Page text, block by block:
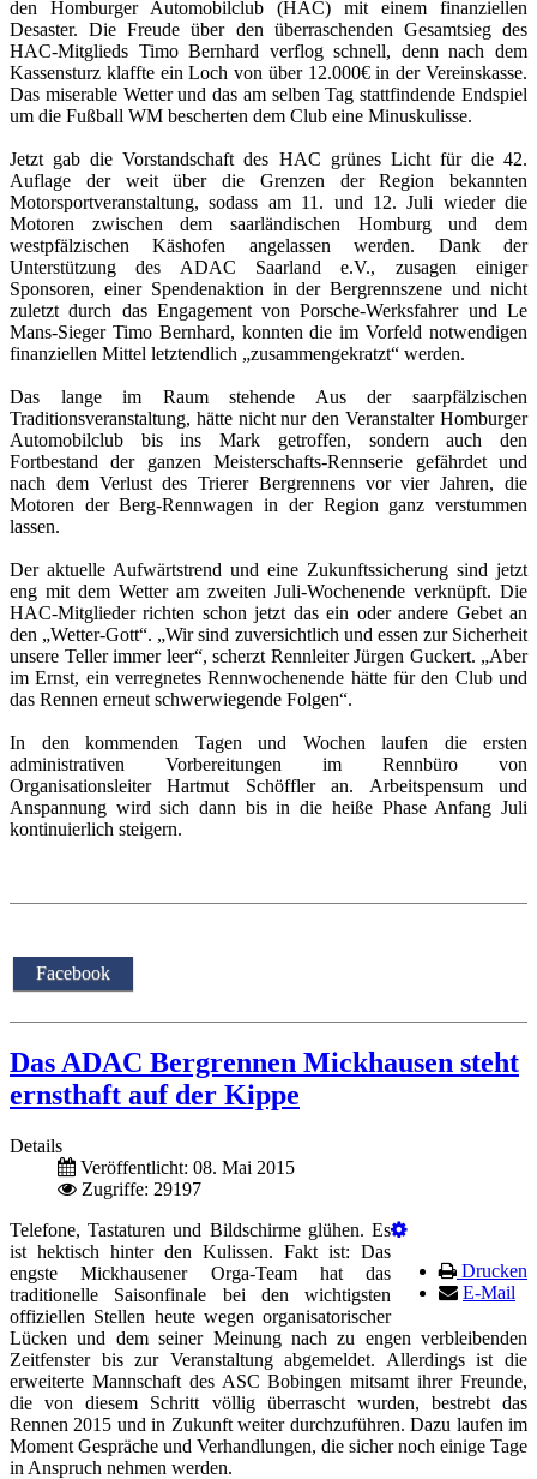
den Homburger Automobilclub (HAC) mit einem finanziellen
Desaster. Die Freude über den überraschenden Gesamtsieg des
HAC-Mitglieds Timo Bernhard verflog schnell, denn nach dem
Kassensturz klaffte ein Loch von über 12.000€ in der Vereinskasse.
Das miserable Wetter und das am selben Tag stattfindende Endspiel
um die Fußball WM bescherten dem Club eine Minuskulisse.
Jetzt gab die Vorstandschaft des HAC grünes Licht für die 42.
Auflage der weit über die Grenzen der Region bekannten
Motorsportveranstaltung, sodass am 11. und 12. Juli wieder die
Motoren zwischen dem saarländischen Homburg und dem
westpfälzischen Käshofen angelassen werden. Dank der
Unterstützung des ADAC Saarland e.V., zusagen einiger
Sponsoren, einer Spendenaktion in der Bergrennszene und nicht
zuletzt durch das Engagement von Porsche-Werksfahrer und Le
Mans-Sieger Timo Bernhard, konnten die im Vorfeld notwendigen
finanziellen Mittel letztendlich „zusammengekratzt“ werden.
Das lange im Raum stehende Aus der saarpfälzischen
Traditionsveranstaltung, hätte nicht nur den Veranstalter Homburger
Automobilclub bis ins Mark getroffen, sondern auch den
Fortbestand der ganzen Meisterschafts-Rennserie gefährdet und
nach dem Verlust des Trierer Bergrennens vor vier Jahren, die
Motoren der Berg-Rennwagen in der Region ganz verstummen
lassen.
Der aktuelle Aufwärtstrend und eine Zukunftssicherung sind jetzt
eng mit dem Wetter am zweiten Juli-Wochenende verknüpft. Die
HAC-Mitglieder richten schon jetzt das ein oder andere Gebet an
den „Wetter-Gott“. „Wir sind zuversichtlich und essen zur Sicherheit
unsere Teller immer leer“, scherzt Rennleiter Jürgen Guckert. „Aber
im Ernst, ein verregnetes Rennwochenende hätte für den Club und
das Rennen erneut schwerwiegende Folgen“.
In den kommenden Tagen und Wochen laufen die ersten
administrativen Vorbereitungen im Rennbüro von
Organisationsleiter Hartmut Schöffler an. Arbeitspensum und
Anspannung wird sich dann bis in die heiße Phase Anfang Juli
kontinuierlich steigern.
Facebook
Das ADAC Bergrennen Mickhausen steht
ernsthaft auf der Kippe
Details
Veröffentlicht: 08. Mai 2015
Zugriffe: 29197
Drucken
E-Mail
Telefone, Tastaturen und Bildschirme glühen. Es
ist hektisch hinter den Kulissen. Fakt ist: Das
engste Mickhausener Orga-Team hat das
traditionelle Saisonfinale bei den wichtigsten
offiziellen Stellen heute wegen organisatorischer
Lücken und dem seiner Meinung nach zu engen verbleibenden
Zeitfenster bis zur Veranstaltung abgemeldet. Allerdings ist die
erweiterte Mannschaft des ASC Bobingen mitsamt ihrer Freunde,
die von diesem Schritt völlig überrascht wurden, bestrebt das
Rennen 2015 und in Zukunft weiter durchzuführen. Dazu laufen im
Moment Gespräche und Verhandlungen, die sicher noch einige Tage
in Anspruch nehmen werden.